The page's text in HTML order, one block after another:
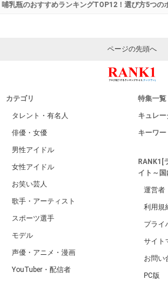
哺乳瓶のおすすめランキングTOP12！選び方5つの
ページの先頭へ
カテゴリ
タレント・有名人
俳優・女優
男性アイドル
女性アイドル
お笑い芸人
歌手・アーティスト
スポーツ選手
モデル
声優・アニメ・漫画
YouTuber・配信者
特集一覧
キュレ
キーワ
RANK1[
イト～
運営者
利用規
プライ
サイト
お問い
PC版